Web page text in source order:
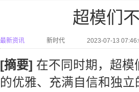
超模们
最新资讯 新时代 2023-07-13
[摘要] 在不同时期，超
的优雅、充满自信和独